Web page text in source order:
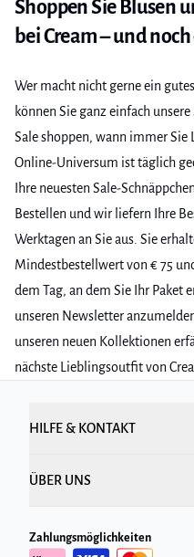
können Sie ganz einfach
Sale shoppen, wann immer Sie
Ihre neuesten Sale-
Bestellen und wir liefern Ihre
Werktagen an Sie aus. Sie
Mindestbestellwert von € 75
dem Tag, an dem Sie Ihr Paket
unseren Newsletter
unseren neuen Kollektionen
nächste Lieblingsoutfit von
HILFE & KONTAKT
ÜBER UNS
Zahlungsmöglichkeiten
Lieferoptionen